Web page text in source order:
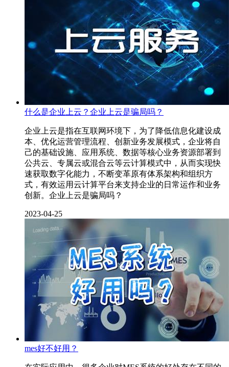
什么是企业上云？企业上云是骗局吗？
企业上云是指在互联网环境下，为了降低信息化建设成
本、优化运营管理流程、创新业务发展模式，企业将自
己的基础设施、应用系统、数据等核心业务资源部署到
公共云、专属云或混合云等云计算模式中，从而实现快
速获取数字化能力，不断变革原有体系架构和组织方
式，有效运用云计算平台来支持企业的日常运作和业务
创新。企业上云是骗局吗？
2023-04-25
mes好不好用？